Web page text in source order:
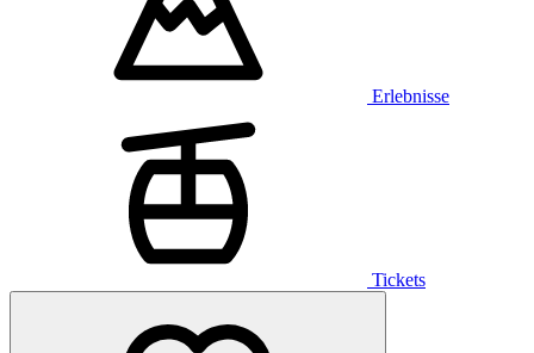
Erlebnisse
Tickets